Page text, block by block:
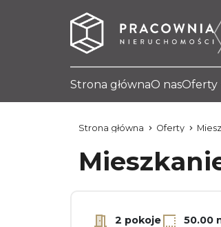
Strona głównaO nasOferty
Strona główna Oferty
2 pokoje 50.00